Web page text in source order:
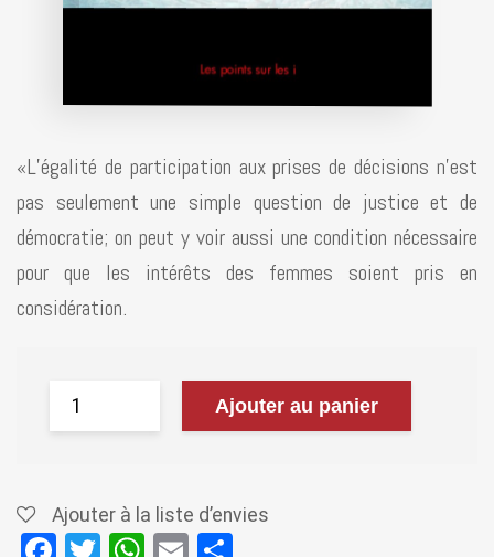
«L’égalité de participation aux prises de décisions n’est
pas seulement une simple question de justice et de
démocratie; on peut y voir aussi une condition nécessaire
pour que les intérêts des femmes soient pris en
considération.
Ajouter au panier
Ajouter à la liste d’envies